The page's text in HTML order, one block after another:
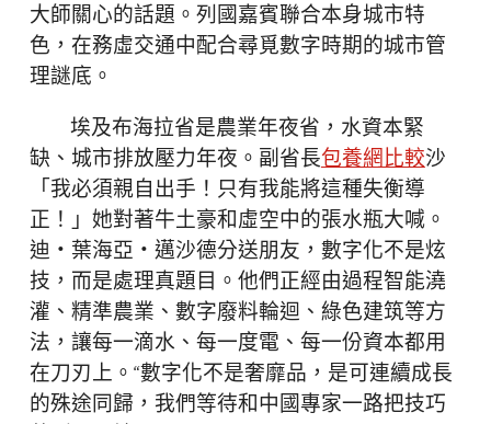
大師關心的話題。列國嘉賓聯合本身城市特
色，在務虛交通中配合尋覓數字時期的城市管
理謎底。
埃及布海拉省是農業年夜省，水資本緊
缺、城市排放壓力年夜。副省長包養網比較沙
「我必須親自出手！只有我能將這種失衡導
正！」她對著牛土豪和虛空中的張水瓶大喊。
迪・葉海亞・邁沙德分送朋友，數字化不是炫
技，而是處理真題目。他們正經由過程智能澆
灌、精準農業、數字廢料輪迴、綠色建筑等方
法，讓每一滴水、每一度電、每一份資本都用
在刀刃上。“數字化不是奢靡品，是可連續成長
的殊途同歸，我們等待和中國專家一路把技巧